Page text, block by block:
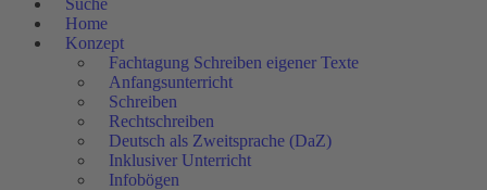
Home
Konzept
Fachtagung Schreiben eigener Texte
Anfangsunterricht
Schreiben
Rechtschreiben
Deutsch als Zweitsprache (DaZ)
Inklusiver Unterricht
Infobögen